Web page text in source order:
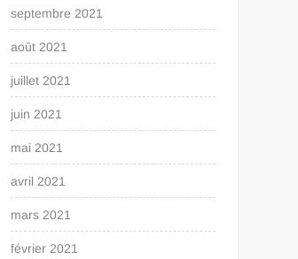
septembre 2021
août 2021
juillet 2021
juin 2021
mai 2021
avril 2021
mars 2021
février 2021